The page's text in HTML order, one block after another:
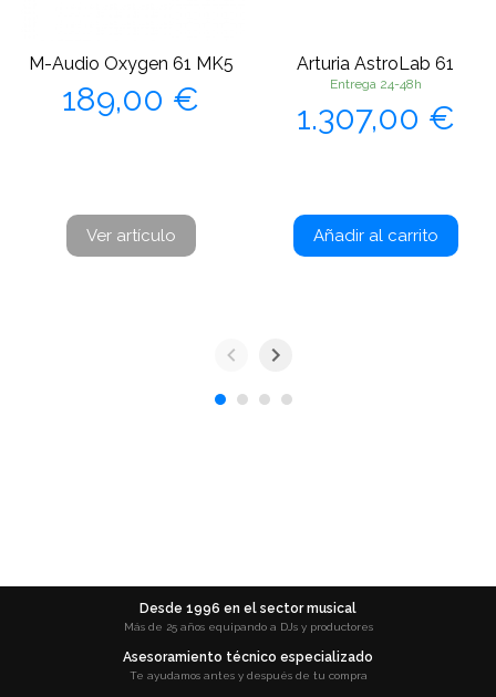
M-Audio Oxygen 61 MK5
Precio
189,00 €
Ver artículo
Arturia AstroLab 61
Entrega 24-48h
Precio
1.307,00 €
Añadir al carrito
Desde 1996 en el sector musical
Más de 25 años equipando a DJs y productores
Asesoramiento técnico especializado
Te ayudamos antes y después de tu compra